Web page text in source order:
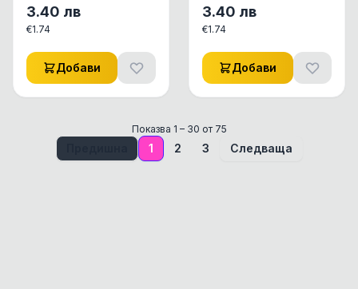
3.40 лв
€1.74
Добави
3.40 лв
€1.74
Добави
Показва 1 – 30 от 75
1 2 3 Следваща